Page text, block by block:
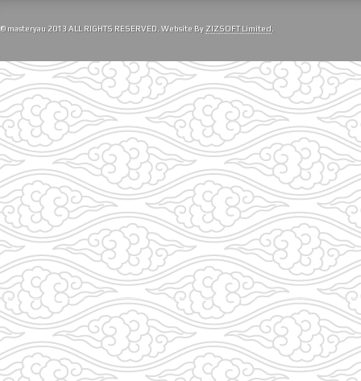
© masteryau 2013 ALL RIGHTS RESERVED. Website By ZIZSOFT Limited